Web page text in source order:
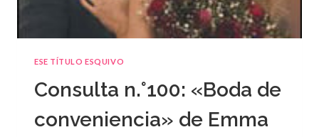
ESE TÍTULO ESQUIVO
Consulta n.°100: «Boda de
conveniencia» de Emma